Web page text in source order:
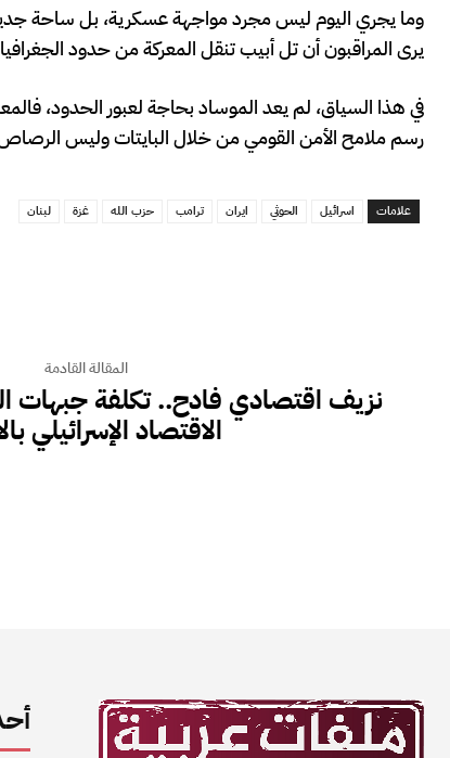
وما يجري اليوم ليس مجرد مواجهة عسكرية، بل ساحة
يرى المراقبون أن تل أبيب تنقل المعركة من حدود
في هذا السياق، لم يعد الموساد بحاجة لعبور الحدود،
رسم ملامح الأمن القومي من خلال البايتات وليس
علامات اسرائيل الحوثي ايران ترامب حزب الله غزة لبنان
المقالة القادمة
نزيف اقتصادي فادح.. تكلفة جبهات
الاقتصاد الإسرائيلي